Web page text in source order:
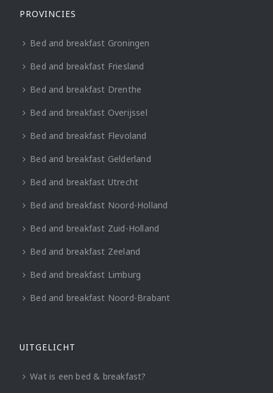
PROVINCIES
Bed and breakfast Groningen
Bed and breakfast Friesland
Bed and breakfast Drenthe
Bed and breakfast Overijssel
Bed and breakfast Flevoland
Bed and breakfast Gelderland
Bed and breakfast Utrecht
Bed and breakfast Noord-Holland
Bed and breakfast Zuid-Holland
Bed and breakfast Zeeland
Bed and breakfast Limburg
Bed and breakfast Noord-Brabant
UITGELICHT
Wat is een bed & breakfast?